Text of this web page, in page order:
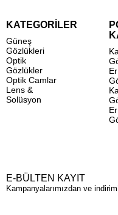
Markalar
sayfasında
bilinirliği yüksek,
trendlerine paralel
Optik gözlük
Online katalogda yer
teknik detaylar ve
Bu sayede ihtiyaçlara
Beğendiğiniz
sayfasında yer alan
KATEGORİLER
Güneş
Gözlükleri
Optik
Gözlükler
Optik Camlar
Lens &
Solüsyon
E-BÜLTEN KAYIT
Kampanyalarımızdan ve